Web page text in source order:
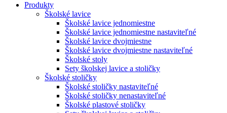
Produkty
Školské lavice
Školské lavice jednomiestne
Školské lavice jednomiestne nastaviteľné
Školské lavice dvojmiestne
Školské lavice dvojmiestne nastaviteľné
Školské stoly
Sety školskej lavice a stoličky
Školské stoličky
Školské stoličky nastaviteľné
Školské stoličky nenastaviteľné
Školské plastové stoličky